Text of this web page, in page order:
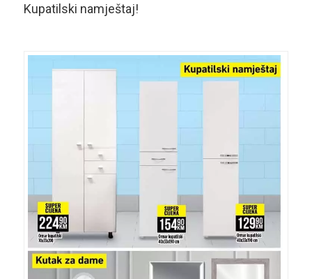
Kupatilski namještaj!